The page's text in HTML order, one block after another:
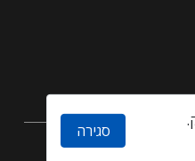
Created by
סגירה